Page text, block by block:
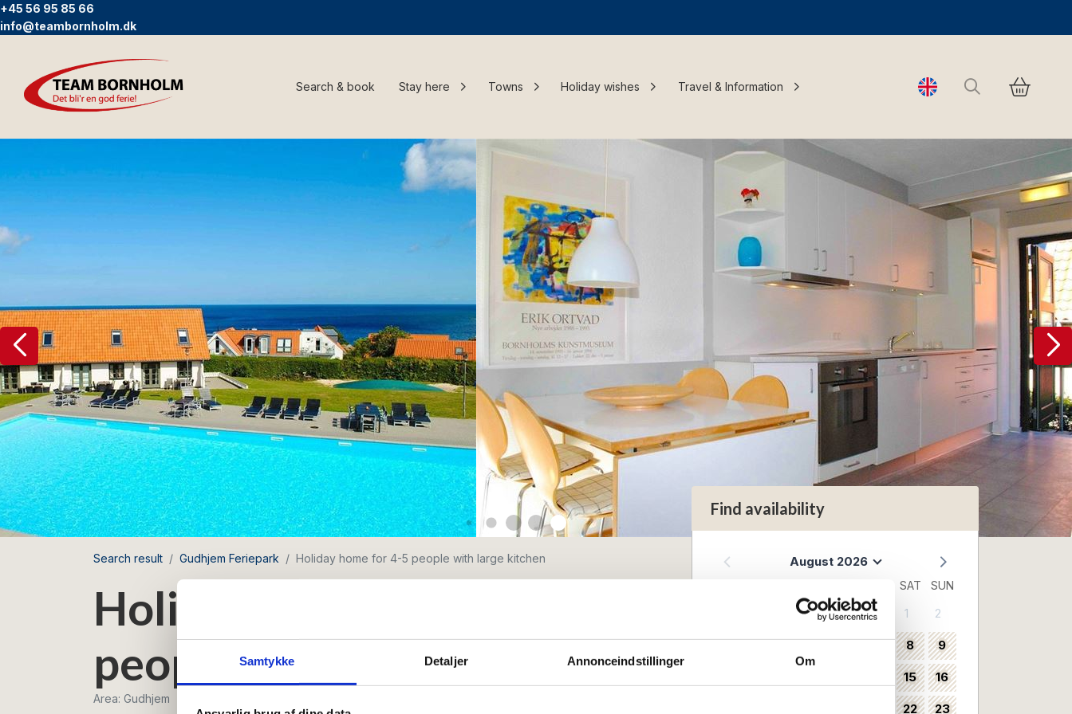
Samtykke Detaljer Annonceindstillinger Om
+45 56 95 85 66
info@teambornholm.dk
Search & book Stay here Towns Holiday wishes Travel & Information Change language
Search
Search result Gudhjem Feriepark Holiday home for 4-5 people with large kitchen
Holiday home for 4-5
people with large kitchen
Area: Gudhjem
Find availability
August 2026
SAT SUN
1 2
3 4 5 6 7 8 9
15 16
22 23